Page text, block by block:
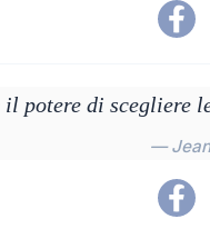
potere di scegliere
—